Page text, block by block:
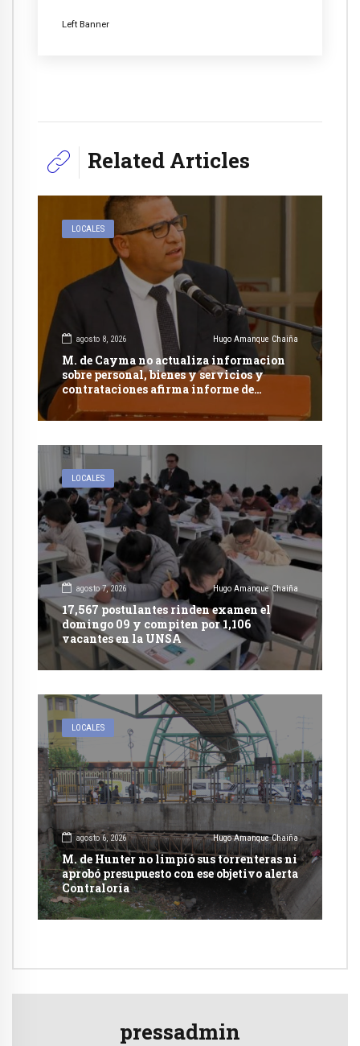
Left Banner
Related Articles
LOCALES
agosto 8, 2026 Hugo Amanque Chaiña
M. de Cayma no actualiza informacion
sobre personal, bienes y servicios y
contrataciones afirma informe de
Contraloría
LOCALES
agosto 7, 2026 Hugo Amanque Chaiña
17,567 postulantes rinden examen el
domingo 09 y compiten por 1,106
vacantes en la UNSA
LOCALES
agosto 6, 2026 Hugo Amanque Chaiña
M. de Hunter no limpió sus torrenteras ni
aprobó presupuesto con ese objetivo alerta
Contraloría
pressadmin